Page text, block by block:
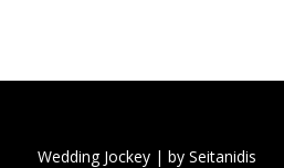
Wedding Jockey | by Seitanidis